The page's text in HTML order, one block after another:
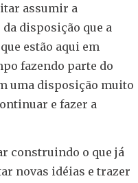
assumir a
disposição que a
estão aqui em
fazendo parte do
uma disposição muito
e fazer a
construindo o que já
novas idéias e trazer